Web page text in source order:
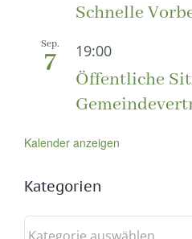
Schnelle
Sep.
7 19:00
Öffentliche
Kalender anzeigen
Kategorien
Kategorien